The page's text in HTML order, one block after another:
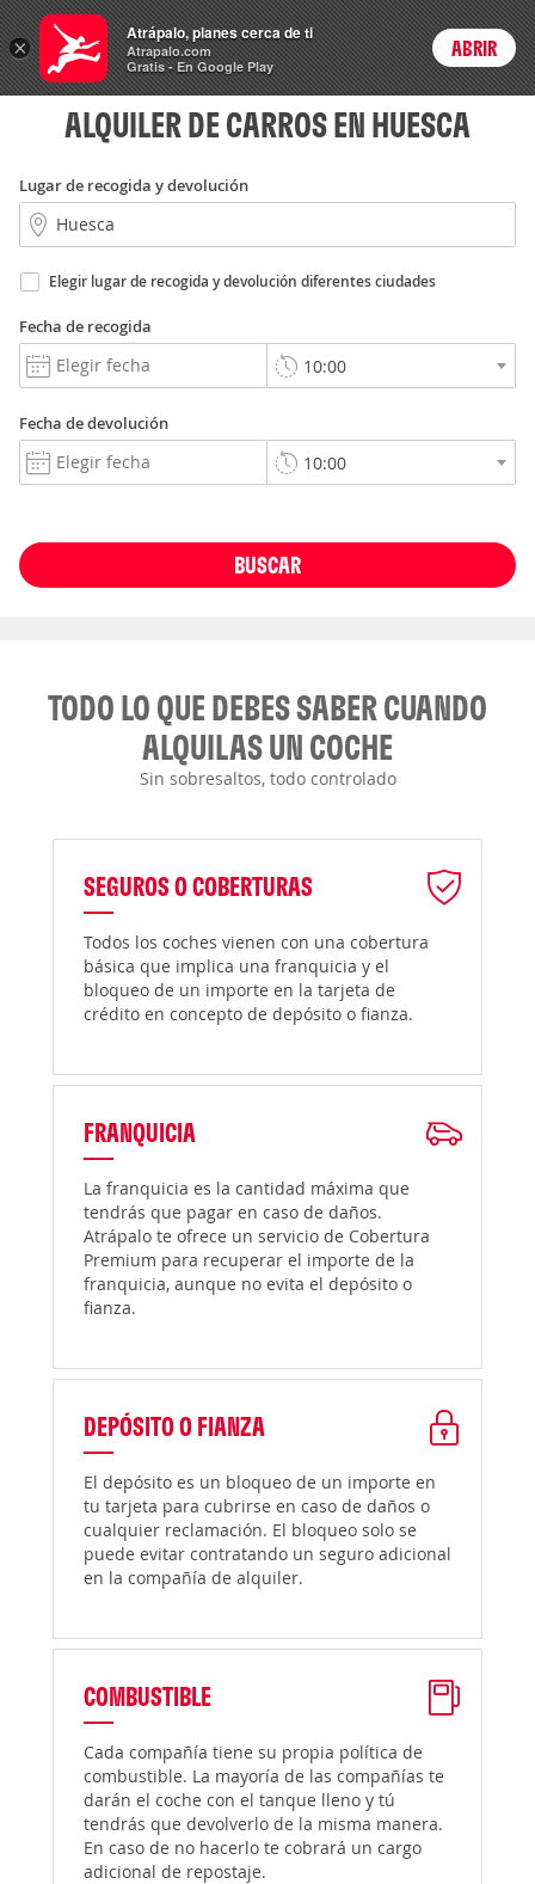
Rent
a Car Login
ALQUILER DE CARROS EN HUESCA
Lugar de recogida y devolución
Elegir lugar de recogida y devolución diferentes ciudades
Fecha de recogida
Fecha de devolución
BUSCAR
TODO LO QUE DEBES SABER CUANDO
ALQUILAS UN COCHE
Sin sobresaltos, todo controlado
SEGUROS O COBERTURAS
Todos los coches vienen con una cobertura
básica que implica una franquicia y el
bloqueo de un importe en la tarjeta de
crédito en concepto de depósito o fianza.
FRANQUICIA
La franquicia es la cantidad máxima que
tendrás que pagar en caso de daños.
Atrápalo te ofrece un servicio de Cobertura
Premium para recuperar el importe de la
franquicia, aunque no evita el depósito o
fianza.
DEPÓSITO O FIANZA
El depósito es un bloqueo de un importe en
tu tarjeta para cubrirse en caso de daños o
cualquier reclamación. El bloqueo solo se
puede evitar contratando un seguro adicional
en la compañía de alquiler.
COMBUSTIBLE
Cada compañía tiene su propia política de
combustible. La mayoría de las compañías te
darán el coche con el tanque lleno y tú
tendrás que devolverlo de la misma manera.
En caso de no hacerlo te cobrará un cargo
adicional de repostaje.
×
Atrápalo, planes cerca de ti
Atrapalo.com
Gratis - En Google Play
ABRIR